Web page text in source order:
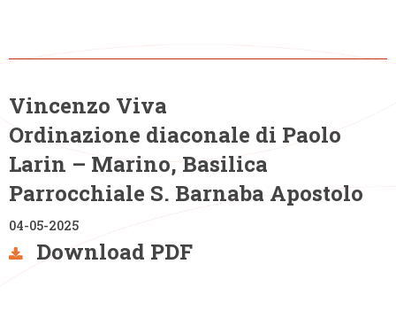
Vincenzo Viva
Ordinazione diaconale di Paolo
Larin – Marino, Basilica
Parrocchiale S. Barnaba Apostolo
04-05-2025
Download PDF